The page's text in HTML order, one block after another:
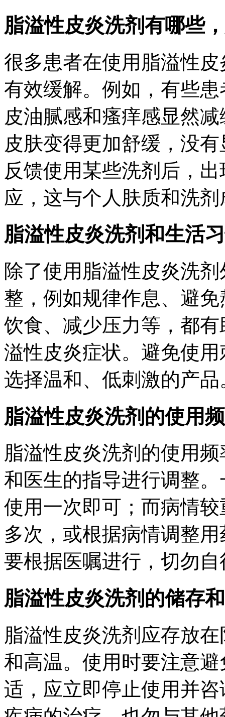
脂溢性皮炎洗剂有哪些
很多患者在使用脂溢性
有效缓解。例如，有些
皮油腻感和瘙痒感显然
皮肤变得更加舒缓，没
反馈使用某些洗剂后，
应，这与个人肤质和洗
脂溢性皮炎洗剂和生活
除了使用脂溢性皮炎洗
整，例如规律作息、避
饮食、减少压力等，都
溢性皮炎症状。避免使
选择温和、低刺激的产品
脂溢性皮炎洗剂的使用
脂溢性皮炎洗剂的使用
和医生的指导进行调整
使用一次即可；而病情
多次，或根据病情调整
要根据医嘱进行，切勿
脂溢性皮炎洗剂的储存
脂溢性皮炎洗剂应存放
和高温。使用时要注意
适，应立即停止使用并